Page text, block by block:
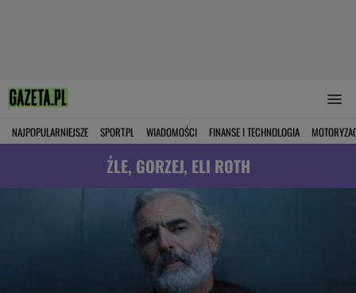
NAJPOPULARNIEJSZE SPORT.PL WIADOMOŚCI FINANSE I TECHNOLOGIA
ŹLE, GORZEJ, ELI ROTH